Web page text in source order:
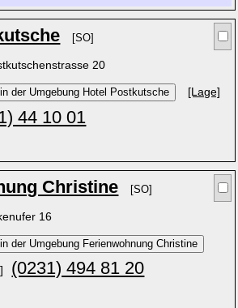
[SO]
20
[Lage]
44 10 01
Christine [SO]
16
(0231) 494 81 20